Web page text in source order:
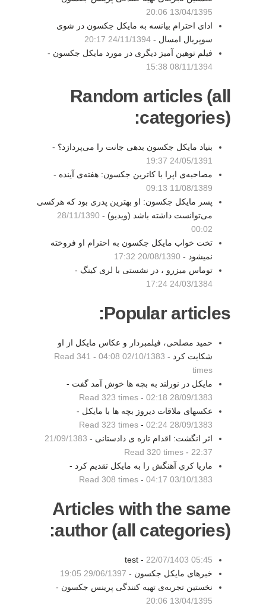
13/04/1395 20:06
ادای احترام بیانسه به مایکل جکسون در شوی
سوپربال امسال - 24/11/1394 20:17
فیلم توهین آمیز دیگری در مورد مایکل جکسون -
08/11/1394 15:38
Random articles (all
categories):
بنیاد مایکل جکسون بدهی جانت را می‌پردازد؟ -
24/05/1391 19:37
مصاحبه‌ی اپرا با کاترین جکسون: هفته‌ی آینده -
11/08/1389 09:13
پسر مایکل جکسون: او بهترین پدری بود که هرکسی
می‌توانست داشته باشد (ویدیو) - 28/11/1390
00:02
تخت خواب مایکل جکسون به احترام او فروخته
نمیشود - 20/08/1390 17:32
توماس ميزرو ، در نشستی با لری کينگ -
24/03/1384 17:24
Popular articles:
حمید مصلحی، فیلمبردار و عکاس مایکل از او
شکایت کرد - 02/10/1383 04:08
-
Read 341
times
مايكل در نورلند به بچه ها خوش آمد گفت -
28/09/1383 02:18
-
Read 323 times
عکسهای ملاقات دیروز بچه ها با مایکل -
28/09/1383 02:24
-
Read 323 times
اثر انگشت: اقدام تازه ی دادستانی - 21/09/1383
22:37
-
Read 320 times
ماريا كري آهنگش را به مايكل تقديم كرد -
03/10/1383 04:17
-
Read 308 times
Articles with the same
author (all categories):
test - 22/07/1403 05:45
خبرهای مایکل جکسون - 29/06/1397 19:05
نخستین تجربه‌ی تهیه کنندگی پرینس جکسون -
13/04/1395 20:06